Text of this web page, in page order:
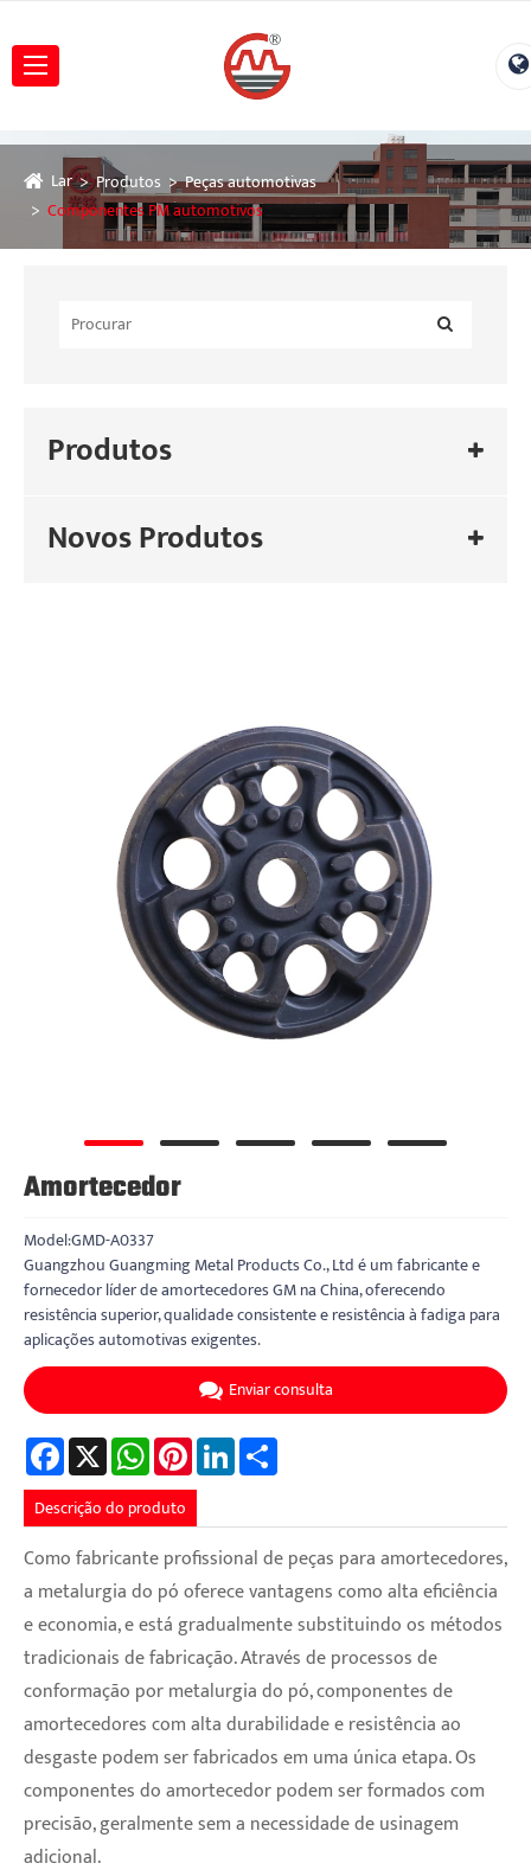
Lar Produtos
Peças automotivas
Componentes PM automotivos
Produtos
Novos Produtos
Amortecedor
Model:GMD-A0337
Guangzhou Guangming Metal Products Co., Ltd é um fabricante e
fornecedor líder de amortecedores GM na China, oferecendo
resistência superior, qualidade consistente e resistência à fadiga para
aplicações automotivas exigentes.
Enviar consulta
Facebook
X WhatsAppPinterestLinkedIn
Descrição do produto
Como fabricante profissional de peças para amortecedores,
a metalurgia do pó oferece vantagens como alta eficiência
e economia, e está gradualmente substituindo os métodos
tradicionais de fabricação. Através de processos de
conformação por metalurgia do pó, componentes de
amortecedores com alta durabilidade e resistência ao
desgaste podem ser fabricados em uma única etapa. Os
componentes do amortecedor podem ser formados com
precisão, geralmente sem a necessidade de usinagem
adicional.